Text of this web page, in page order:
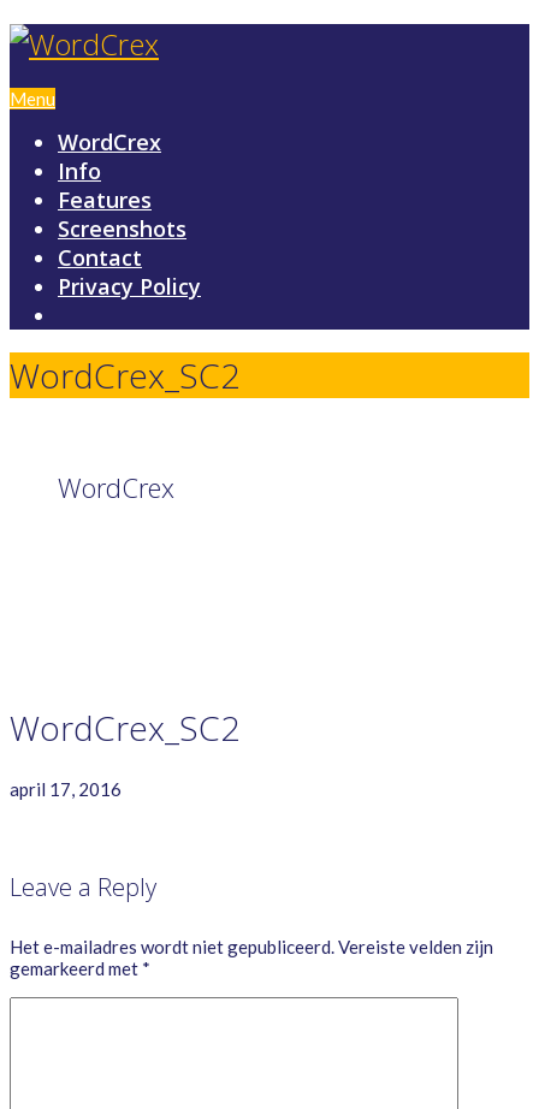
Menu
WordCrex
Info
Features
Screenshots
Contact
Privacy Policy
WordCrex_SC2
WordCrex
WordCrex_SC2
april 17, 2016
Leave a Reply
Het e-mailadres wordt niet gepubliceerd.Vereiste velden zijn
gemarkeerd met *